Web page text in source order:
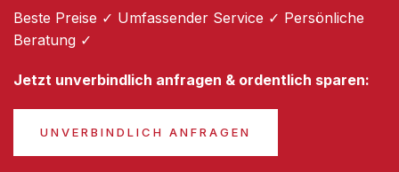
Beste Preise ✓ Umfassender Service ✓ Persönliche
Beratung ✓
Jetzt unverbindlich anfragen & ordentlich sparen:
UNVERBINDLICH ANFRAGEN